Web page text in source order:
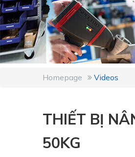
Homepage Videos
THIẾT BỊ
50KG